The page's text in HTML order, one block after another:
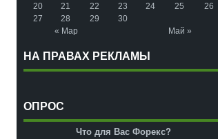
« Мар Май »
20
21 22 23 24 25
26
27
28 29 30
НА ПРАВАХ РЕКЛАМЫ
ОПРОС
Что для Вас Форекс?